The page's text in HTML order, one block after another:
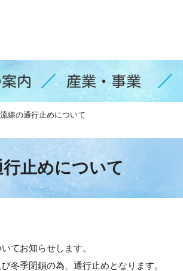
内 産業・事業
線の通行止めについて
止めについて
てお知らせします。
冬季閉鎖の為、通行止めとなります。